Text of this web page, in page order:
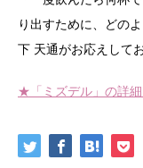
り出すために、どの
下 天通がお応えして
★「ミズデル」の詳細